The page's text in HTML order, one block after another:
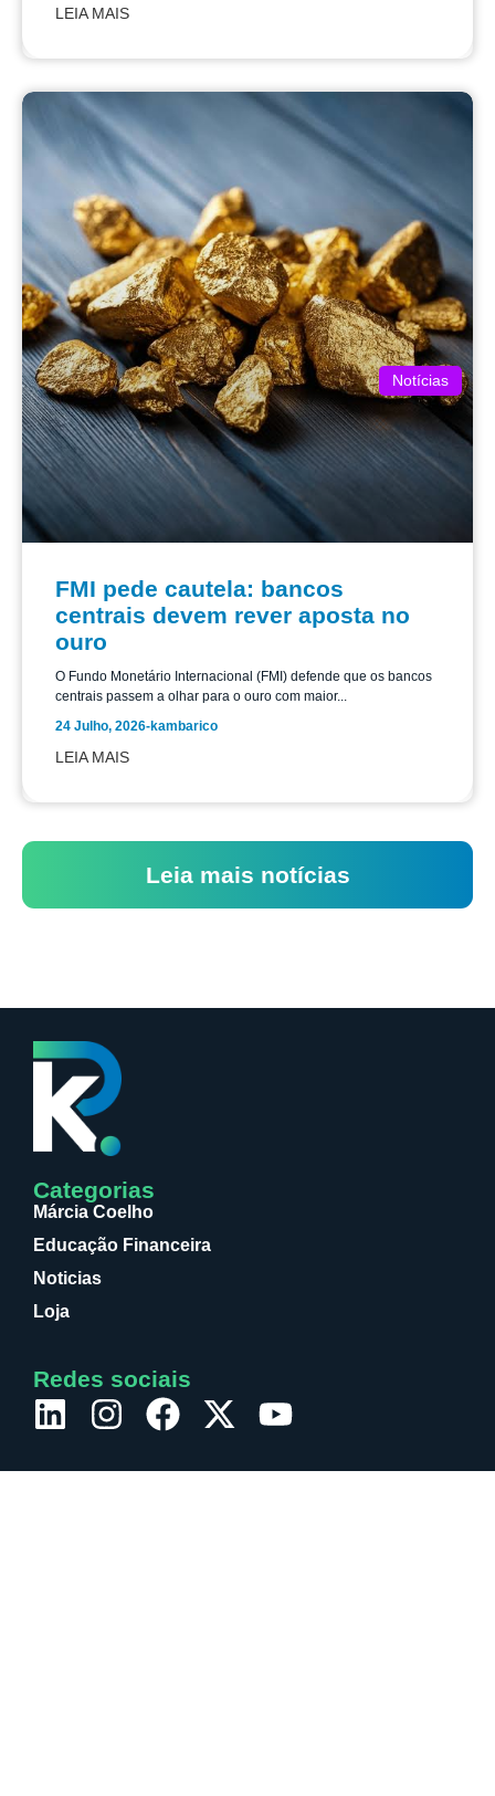
LEIA MAIS
Notícias
FMI pede cautela: bancos
centrais devem rever aposta no
ouro
O Fundo Monetário Internacional (FMI) defende que os bancos
centrais passem a olhar para o ouro com maior...
24 Julho, 2026-kambarico
LEIA MAIS
Leia mais notícias
Categorias
Márcia Coelho
Educação Financeira
Noticias
Loja
Redes sociais